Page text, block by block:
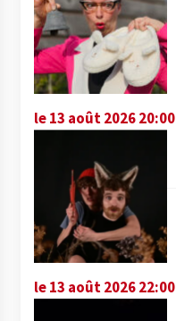
le 13 août 2026 20:00
le 13 août 2026 22:00